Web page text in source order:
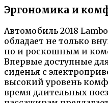
Эргономика и
Автомобиль 2018
обладает не только
но и роскошным и
Впервые доступные
сиденья с
высокий уровень
время длительных